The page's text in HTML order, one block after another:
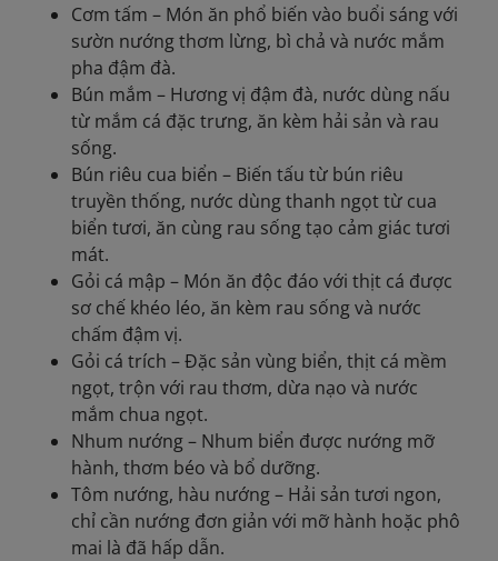
Cơm tấm – Món ăn phổ biến vào buổi sáng với
sườn nướng thơm lừng, bì chả và nước mắm
pha đậm đà.
Bún mắm – Hương vị đậm đà, nước dùng nấu
từ mắm cá đặc trưng, ăn kèm hải sản và rau
sống.
Bún riêu cua biển – Biến tấu từ bún riêu
truyền thống, nước dùng thanh ngọt từ cua
biển tươi, ăn cùng rau sống tạo cảm giác tươi
mát.
Gỏi cá mập – Món ăn độc đáo với thịt cá được
sơ chế khéo léo, ăn kèm rau sống và nước
chấm đậm vị.
Gỏi cá trích – Đặc sản vùng biển, thịt cá mềm
ngọt, trộn với rau thơm, dừa nạo và nước
mắm chua ngọt.
Nhum nướng – Nhum biển được nướng mỡ
hành, thơm béo và bổ dưỡng.
Tôm nướng, hàu nướng – Hải sản tươi ngon,
chỉ cần nướng đơn giản với mỡ hành hoặc phô
mai là đã hấp dẫn.